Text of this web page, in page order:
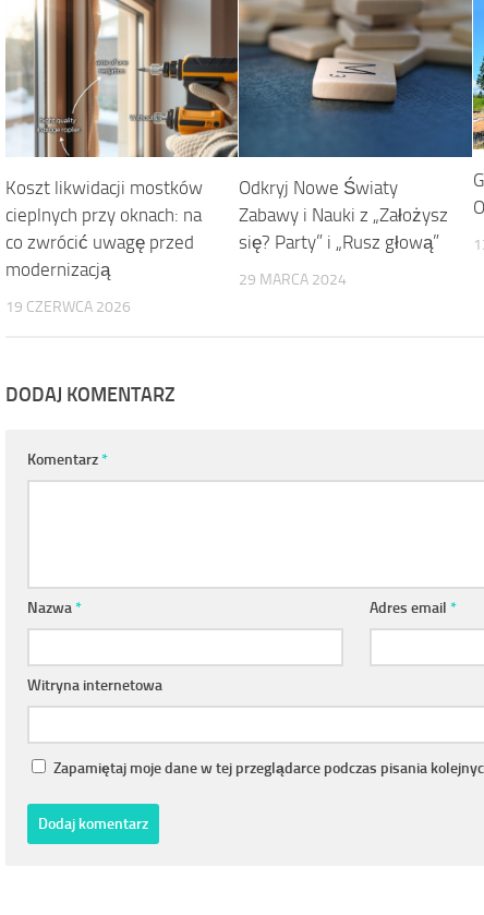
Koszt likwidacji mostków
cieplnych przy oknach: na
co zwrócić uwagę przed
modernizacją
19 CZERWCA 2026
Odkryj Nowe Światy
Zabawy i Nauki z „Założysz
się? Party” i „Rusz głową”
29 MARCA 2024
DODAJ KOMENTARZ
Komentarz*
Nazwa* Adres email*
Witryna internetowa
Zapamiętaj moje dane w tej przeglądarce podczas pisania